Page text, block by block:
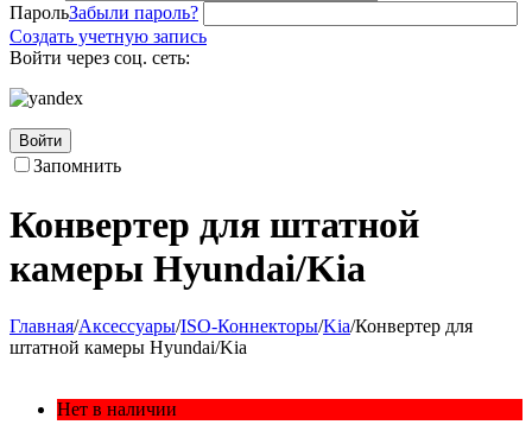
ПарольЗабыли пароль?
Создать учетную запись
Войти через соц. сеть:
Войти
Запомнить
Конвертер для штатной
камеры Hyundai/Kia
Главная/Аксессуары/ISO-Коннекторы/Kia/Конвертер для
штатной камеры Hyundai/Kia
Нет в наличии